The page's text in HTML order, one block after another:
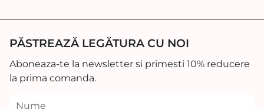
PĂSTREAZĂ LEGĂTURA CU NOI
Aboneaza-te la newsletter si primesti 10% reducere
la prima comanda.